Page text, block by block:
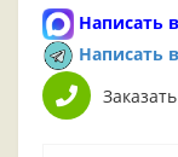
Написать
Написать